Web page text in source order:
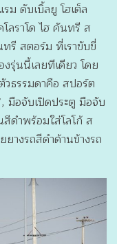
ม ดับเบิ้ลยู โฮเต็ล
ลราโด ไฮ คันทรี ส
รี สตอร์ม ที่เราขับขี่
งรุ่นนี้เลยทีเดียว โดย
ธรรมดาคือ สปอร์ต
มือจับเปิดประตู มือจับ
ดำพร้อมใส่โลโก้ ส
างรถสีดำด้านข้างรถ